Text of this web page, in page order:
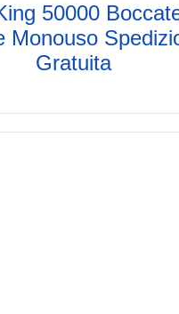
50000
Monouso
Gratuita